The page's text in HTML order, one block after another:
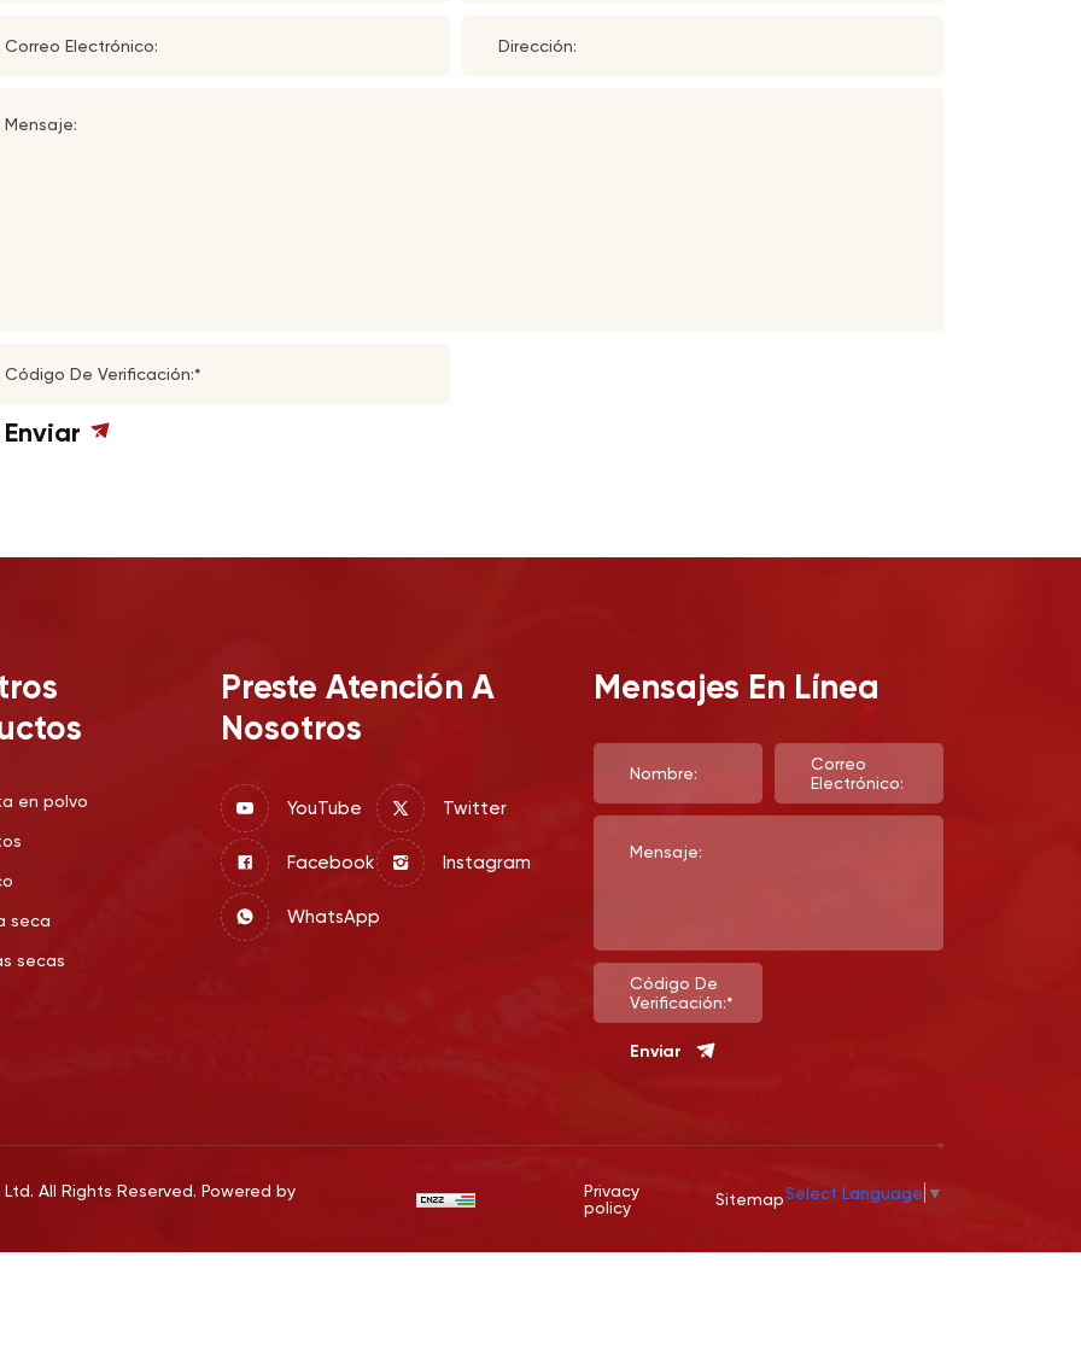
Correo Electrónico: Dirección:
Mensaje:
Código De Verificación:*
Enviar
en polvo
seca
secas
Preste Atención A
Nosotros
YouTube Twitter
Facebook Instagram
WhatsApp
Mensajes En Línea
Nombre:
Correo
Electrónico:
Mensaje:
Código De
Verificación:*
Enviar
All Rights Reserved. Powered by
Privacy
policy
SitemapSelect Language ▼